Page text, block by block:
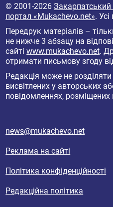
© 2001-2026Закарпатський
портал «Mukachevo.net».
Передрук матеріалів –
не нижче 3 абзацу на
сайтіwww.mukachevo.net.
отримати письмову згоду
Редакція може не
висвітлених у авторських
повідомленнях, розміщених
news@mukachevo.net
Реклама на сайті
Політика конфіденційності
Редакційна політика